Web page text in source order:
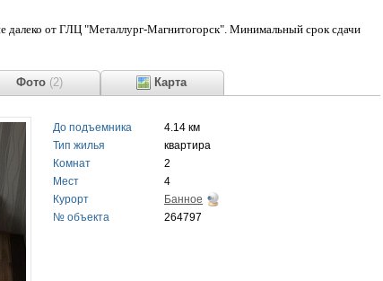
далеко от ГЛЦ "Металлург-Магнитогорск". Минимальный срок сдачи
(2) Карта
До подъемника
4.14 км
Тип жилья
квартира
Комнат
2
Мест
4
Курорт
Банное
№ объекта
264797